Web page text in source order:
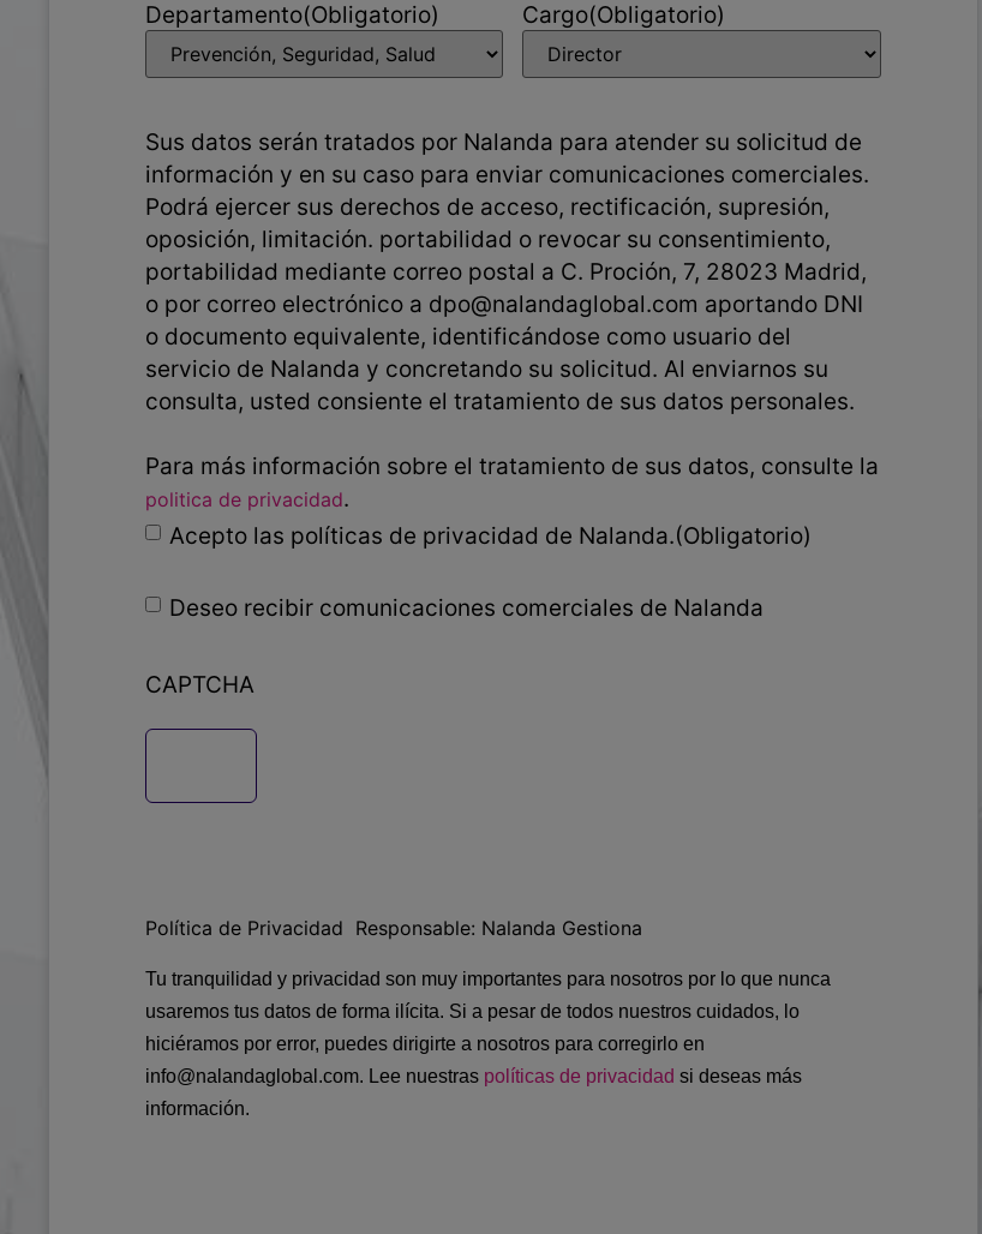
Departamento(Obligatorio) Cargo(Obligatorio)
Consentimiento(Obligatorio)
Sus datos serán tratados por Nalanda para atender su solicitud de
información y en su caso para enviar comunicaciones comerciales.
Podrá ejercer sus derechos de acceso, rectificación, supresión,
oposición, limitación. portabilidad o revocar su consentimiento,
portabilidad mediante correo postal a C. Proción, 7, 28023 Madrid,
o por correo electrónico a dpo@nalandaglobal.com aportando DNI
o documento equivalente, identificándose como usuario del
servicio de Nalanda y concretando su solicitud. Al enviarnos su
consulta, usted consiente el tratamiento de sus datos personales.
Para más información sobre el tratamiento de sus datos, consulte la
politica de privacidad.
Acepto las políticas de privacidad de Nalanda.(Obligatorio)
SinDeseo recibir comunicaciones comerciales de Nalanda
CAPTCHA
Política de Privacidad Responsable: Nalanda Gestiona
Tu tranquilidad y privacidad son muy importantes para nosotros por lo que nunca
usaremos tus datos de forma ilícita. Si a pesar de todos nuestros cuidados, lo
hiciéramos por error, puedes dirigirte a nosotros para corregirlo en
info@nalandaglobal.com. Lee nuestras políticas de privacidad si deseas más
información.